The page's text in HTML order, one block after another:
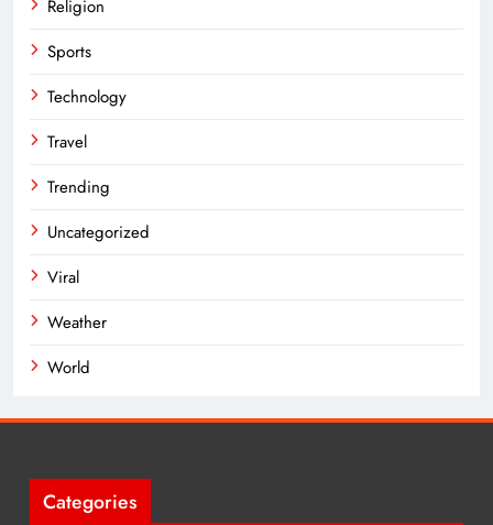
Religion
Sports
Technology
Travel
Trending
Uncategorized
Viral
Weather
World
Categories